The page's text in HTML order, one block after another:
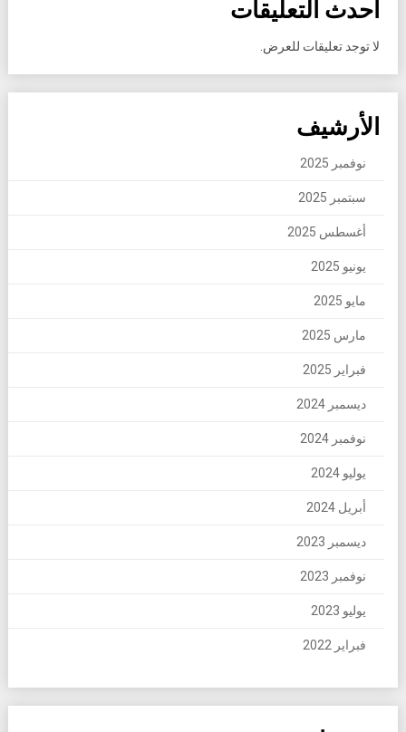
أحدث التعليقات
لا توجد تعليقات للعرض.
الأرشيف
نوفمبر 2025
سبتمبر 2025
أغسطس 2025
يونيو 2025
مايو 2025
مارس 2025
فبراير 2025
ديسمبر 2024
نوفمبر 2024
يوليو 2024
أبريل 2024
ديسمبر 2023
نوفمبر 2023
يوليو 2023
فبراير 2022